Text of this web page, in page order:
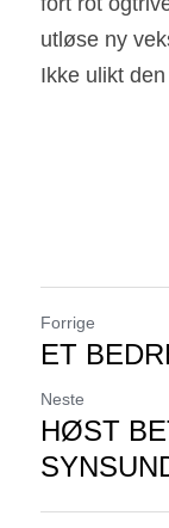
utløse ny
Ikke ulikt
Forrige
ET
Neste
HØST